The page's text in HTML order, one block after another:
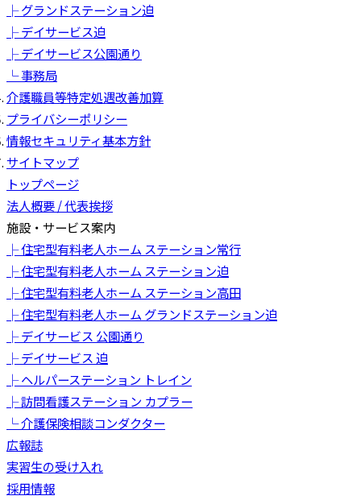
├ グランドステーション迫
├ デイサービス迫
├ デイサービス公園通り
└ 事務局
介護職員等特定処遇改善加算
プライバシーポリシー
情報セキュリティ基本方針
サイトマップ
トップページ
法人概要 / 代表挨拶
施設・サービス案内
├ 住宅型有料老人ホーム ステーション常行
├ 住宅型有料老人ホーム ステーション迫
├ 住宅型有料老人ホーム ステーション高田
├ 住宅型有料老人ホーム グランドステーション迫
├ デイサービス 公園通り
├ デイサービス 迫
├ ヘルパーステーション トレイン
├ 訪問看護ステーション カプラー
└ 介護保険相談コンダクター
広報誌
実習生の受け入れ
採用情報